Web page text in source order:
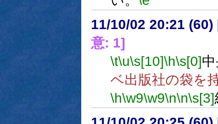
11/10/02 20:21 (60)
意: 1]
\t\u\s[10]\h\s[0]
ベ出版社の袋を
\h\w9\w9\n\n\s[3]